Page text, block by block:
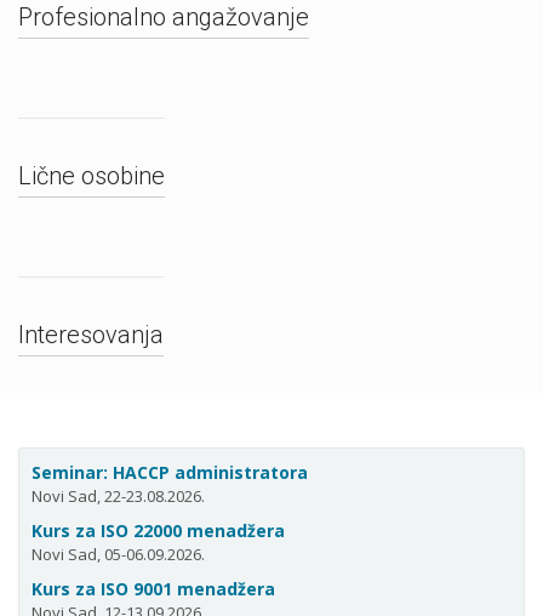
Profesionalno angažovanje
Lične osobine
Interesovanja
Seminar: HACCP administratora
Novi Sad, 22-23.08.2026.
Kurs za ISO 22000 menadžera
Novi Sad, 05-06.09.2026.
Kurs za ISO 9001 menadžera